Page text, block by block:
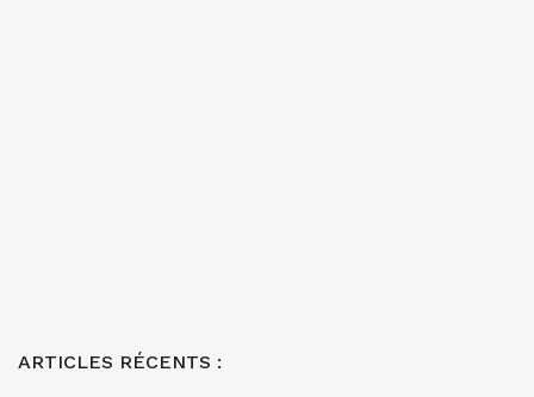
ARTICLES RÉCENTS :